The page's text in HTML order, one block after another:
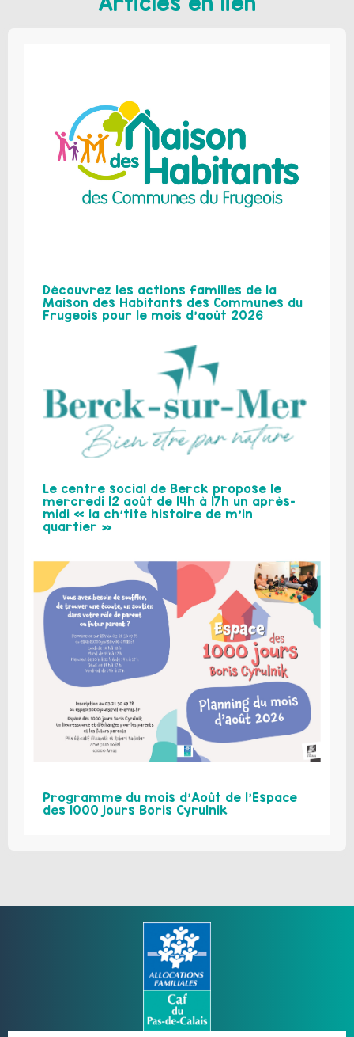
Découvrez les actions familles de la
Maison des Habitants des Communes du
Frugeois pour le mois d’août 2026
Le centre social de Berck propose le
mercredi 12 août de 14h à 17h un après-
midi « la ch’tite histoire de m’in
quartier »
Programme du mois d’Août de l’Espace
des 1000 jours Boris Cyrulnik